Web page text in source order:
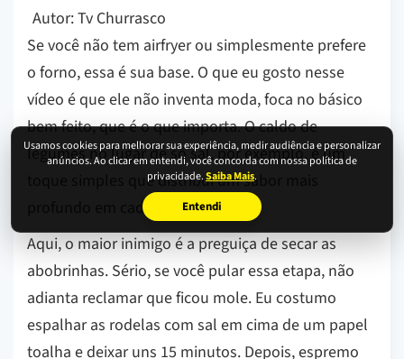
Usamos cookies para melhorar sua experiência, medir audiência e personalizar
anúncios. Ao clicar em entendi, você concorda com nossa política de
privacidade.Saiba Mais.
Entendi
Autor: Tv Churrasco
Se você não tem airfryer ou simplesmente prefere
o forno, essa é sua base. O que eu gosto nesse
vídeo é que ele não inventa moda, foca no básico
bem feito, que é o que importa. O caldo de
legumes no lugar de só sal, por exemplo, é um
toque simples que distribui um sabor mais
profundo em cada lasca.
Aqui, o maior inimigo é a preguiça de secar as
abobrinhas. Sério, se você pular essa etapa, não
adianta reclamar que ficou mole. Eu costumo
espalhar as rodelas com sal em cima de um papel
toalha e deixar uns 15 minutos. Depois, espremo